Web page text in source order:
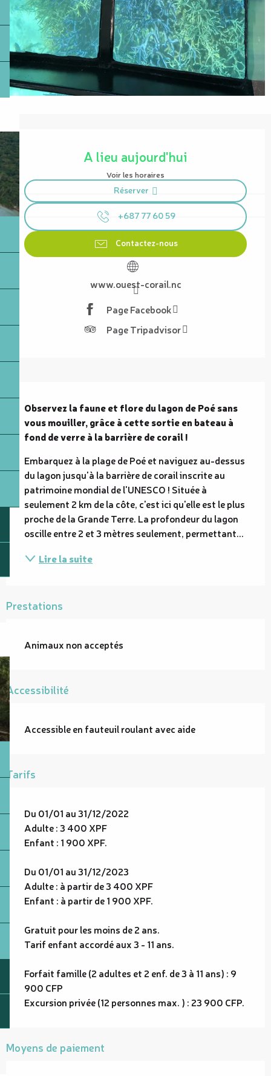
Ouverture et coordonnées
A lieu aujourd'hui
Voir les horaires
Réserver
+687 77 60 59
Contactez-nous
www.ouest-corail.nc
Page Facebook
Page Tripadvisor
Observez la faune et flore du lagon de Poé sans
vous mouiller, grâce à cette sortie en bateau à
fond de verre à la barrière de corail !
Embarquez à la plage de Poé et naviguez au-dessus
du lagon jusqu'à la barrière de corail inscrite au
patrimoine mondial de l'UNESCO ! Située à
seulement 2 km de la côte, c'est ici qu'elle est le plus
proche de la Grande Terre. La profondeur du lagon
oscille entre 2 et 3 mètres seulement, permettant...
Lire la suite
Prestations
Animaux non acceptés
Accessibilité
Accessible en fauteuil roulant avec aide
Tarifs
Du 01/01 au 31/12/2022
Adulte : 3 400 XPF
Enfant : 1 900 XPF.
Du 01/01 au 31/12/2023
Adulte : à partir de 3 400 XPF
Enfant : à partir de 1 900 XPF.
Gratuit pour les moins de 2 ans.
Tarif enfant accordé aux 3 - 11 ans.
Forfait famille (2 adultes et 2 enf. de 3 à 11 ans) : 9
900 CFP
Excursion privée (12 personnes max. ) : 23 900 CFP.
Moyens de paiement